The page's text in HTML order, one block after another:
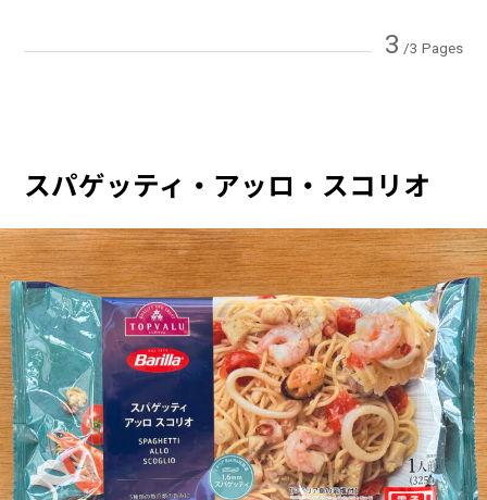
3 /3 Pages
スパゲッティ・アッロ・スコリオ